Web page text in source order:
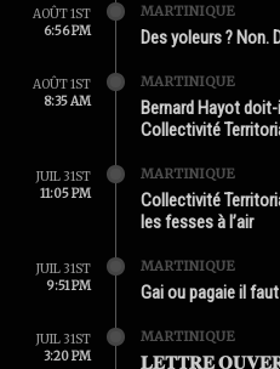
AOÛT 1ST
6:56 PM
MARTINIQUE
Des yoleurs ? Non.
AOÛT 1ST
8:35 AM
MARTINIQUE
Bernard Hayot
Collectivité
JUIL 31ST
11:05 PM
MARTINIQUE
Collectivité
les fesses à l’air
JUIL 31ST
9:51 PM
MARTINIQUE
Gai ou pagaie il
JUIL 31ST
3:20 PM
MARTINIQUE
𝐋𝐄𝐓𝐓𝐑𝐄